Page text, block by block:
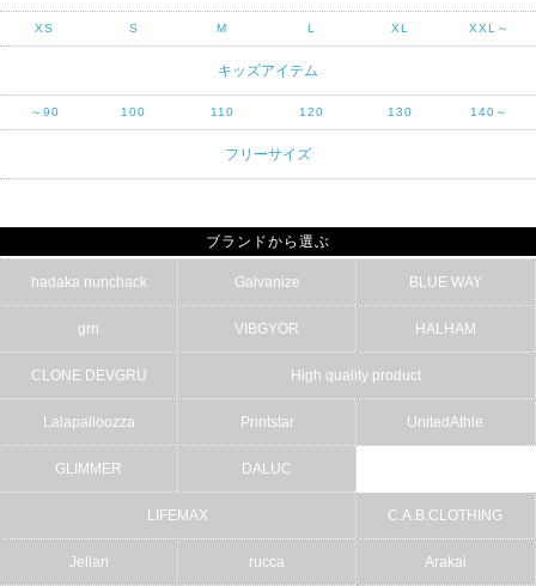
XS S M L XL XXL～
キッズアイテム
～90 100 110 120 130 140～
フリーサイズ
ブランドから選ぶ
hadaka nunchack Galvanize BLUE WAY
grn VIBGYOR HALHAM
CLONE DEVGRU High quality product
Lalapalloozza Printstar UnitedAthle
GLIMMER DALUC
LIFEMAX C.A.B.CLOTHING
Jellan rucca Arakai